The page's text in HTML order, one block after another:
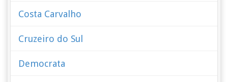
Costa Carvalho
Cruzeiro do Sul
Democrata